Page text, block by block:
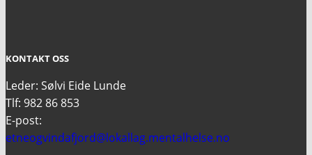
KONTAKT OSS
Leder: Sølvi Eide Lunde
Tlf: 982 86 853
E-post:
etneogvindafjord@lokallag.mentalhelse.no